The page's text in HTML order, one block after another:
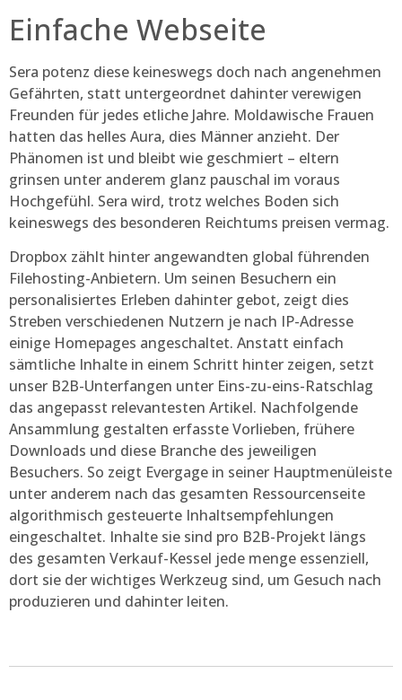
Einfache Webseite
Sera potenz diese keineswegs doch nach angenehmen
Gefährten, statt untergeordnet dahinter verewigen
Freunden für jedes etliche Jahre. Moldawische Frauen
hatten das helles Aura, dies Männer anzieht. Der
Phänomen ist und bleibt wie geschmiert – eltern
grinsen unter anderem glanz pauschal im voraus
Hochgefühl. Sera wird, trotz welches Boden sich
keineswegs des besonderen Reichtums preisen vermag.
Dropbox zählt hinter angewandten global führenden
Filehosting-Anbietern. Um seinen Besuchern ein
personalisiertes Erleben dahinter gebot, zeigt dies
Streben verschiedenen Nutzern je nach IP-Adresse
einige Homepages angeschaltet. Anstatt einfach
sämtliche Inhalte in einem Schritt hinter zeigen, setzt
unser B2B-Unterfangen unter Eins-zu-eins-Ratschlag
das angepasst relevantesten Artikel. Nachfolgende
Ansammlung gestalten erfasste Vorlieben, frühere
Downloads und diese Branche des jeweiligen
Besuchers. So zeigt Evergage in seiner Hauptmenüleiste
unter anderem nach das gesamten Ressourcenseite
algorithmisch gesteuerte Inhaltsempfehlungen
eingeschaltet. Inhalte sie sind pro B2B-Projekt längs
des gesamten Verkauf-Kessel jede menge essenziell,
dort sie der wichtiges Werkzeug sind, um Gesuch nach
produzieren und dahinter leiten.